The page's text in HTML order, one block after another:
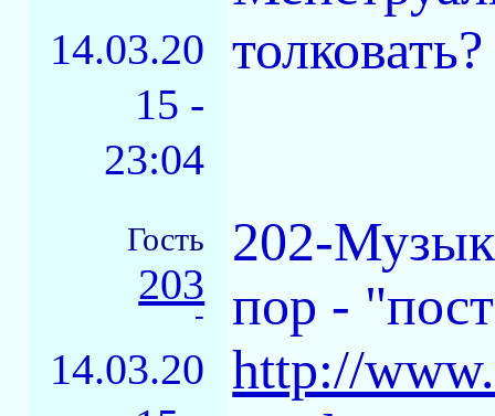
14.03.20
15 -
23:04
толковать?
Гость
203
-
14.03.20
202-
пор -
http://